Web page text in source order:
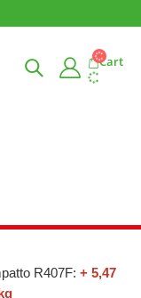
Cart
R407F: + 5,47